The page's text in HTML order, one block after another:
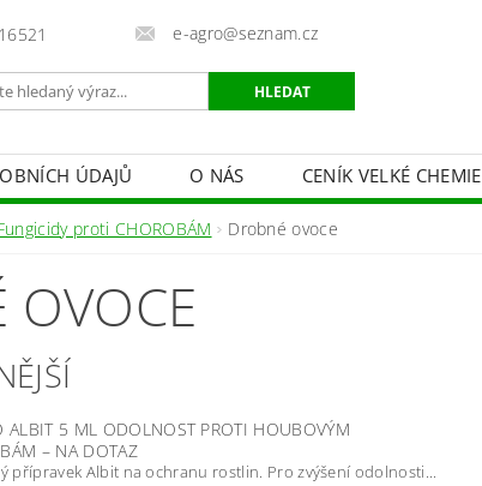
e-agro@seznam.cz
ÚDAJŮ O NÁS CENÍK VELKÉ CHEMIE
POSTŘIKOVAČE
CHOVATELSKÉ POTŘEBY
proti CHOROBÁM Drobné ovoce
OVOCE
ALBIT 5 ML ODOLNOST PROTI HOUBOVÝM
– NA DOTAZ
přípravek Albit na ochranu rostlin. Pro zvýšení odolnosti...